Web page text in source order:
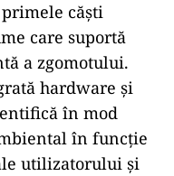
căști
care suportă
a zgomotului.
hardware și
în mod
în funcție
utilizatorului și